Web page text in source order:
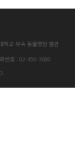
학교 부속 동물병원 별관
번호 : 02-450-3680